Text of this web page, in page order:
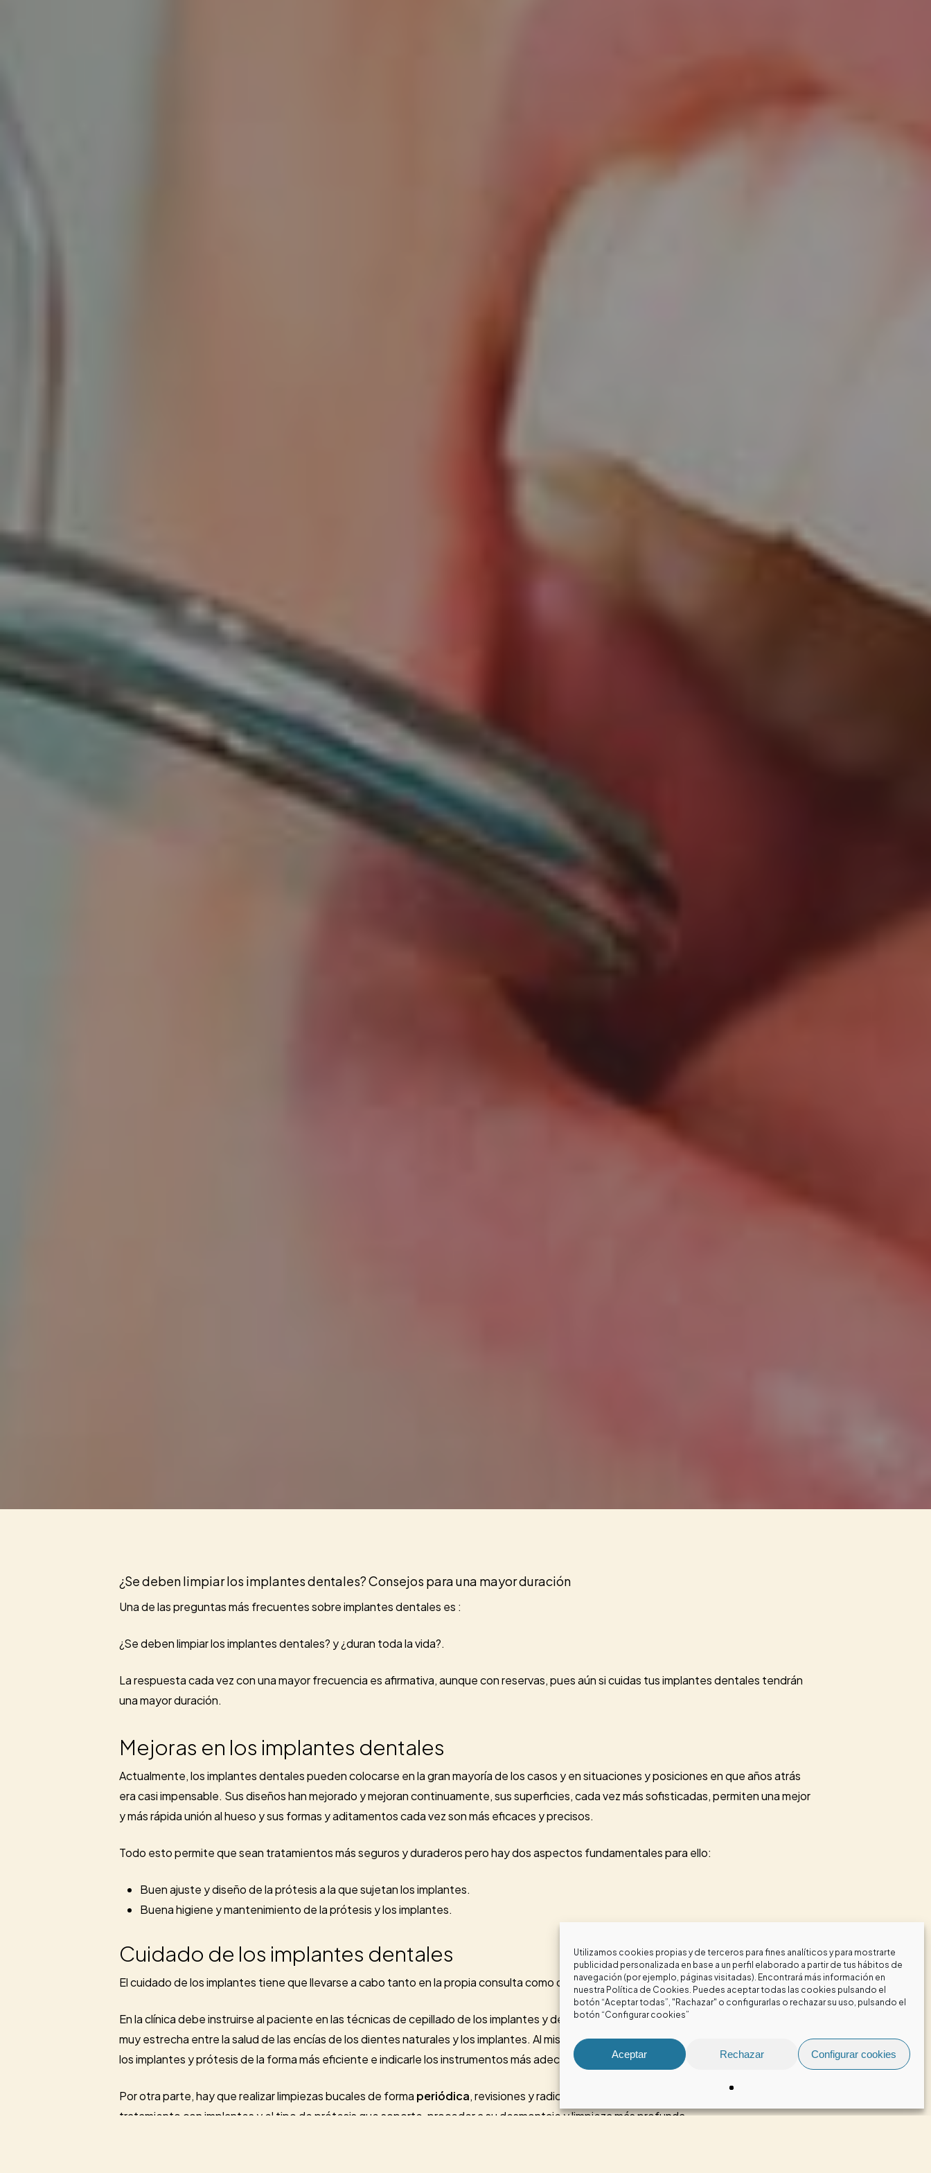
Utilizamos cookies propias y de terceros para fines analíticos y para mostrarte
publicidad personalizada en base a un perfil elaborado a partir de tus hábitos de
navegación (por ejemplo, páginas visitadas). Encontrará más información en
nuestra Política de Cookies. Puedes aceptar todas las cookies pulsando el
botón “Aceptar todas”, "Rachazar" o configurarlas o rechazar su uso, pulsando el
botón “Configurar cookies”
Aceptar Rechazar Configurar cookies
¿Se deben limpiar los implantes dentales? Consejos para una mayor duración
Una de las preguntas más frecuentes sobre implantes dentales es :
¿Se deben limpiar los implantes dentales? y ¿duran toda la vida?.
La respuesta cada vez con una mayor frecuencia es afirmativa, aunque con reservas, pues aún si cuidas tus implantes dentales tendrán
una mayor duración.
Mejoras en los implantes dentales
Actualmente, los implantes dentales pueden colocarse en la gran mayoría de los casos y en situaciones y posiciones en que años atrás
era casi impensable. Sus diseños han mejorado y mejoran continuamente, sus superficies, cada vez más sofisticadas, permiten una mejor
y más rápida unión al hueso y sus formas y aditamentos cada vez son más eficaces y precisos.
Todo esto permite que sean tratamientos más seguros y duraderos pero hay dos aspectos fundamentales para ello:
Buen ajuste y diseño de la prótesis a la que sujetan los implantes.
Buena higiene y mantenimiento de la prótesis y los implantes.
Cuidado de los implantes dentales
El cuidado de los implantes tiene que llevarse a cabo tanto en la propia consulta como de manera fundamental en casa.
En la clínica debe instruirse al paciente en las técnicas de cepillado de los implantes y de la dentición natural, ya que existe una relación
muy estrecha entre la salud de las encías de los dientes naturales y los implantes. Al mismo tiempo hay que enseñar al paciente a limpiar
los implantes y prótesis de la forma más eficiente e indicarle los instrumentos más adecuados para dicho fin.
Por otra parte, hay que realizar limpiezas bucales de forma periódica, revisiones y radiografías de control e incluso, según el tipo de
tratamiento con implantes y el tipo de prótesis que soporte, proceder a su desmontaje y limpieza más profunda.